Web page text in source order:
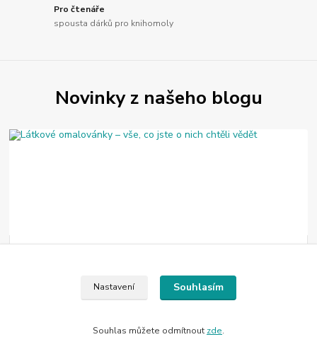
Pro čtenáře
spousta dárků pro knihomoly
Novinky z našeho blogu
Látkové omalovánky spojují radost z malování s praktickým
Nastavení Souhlasím
Souhlas můžete odmítnout zde.